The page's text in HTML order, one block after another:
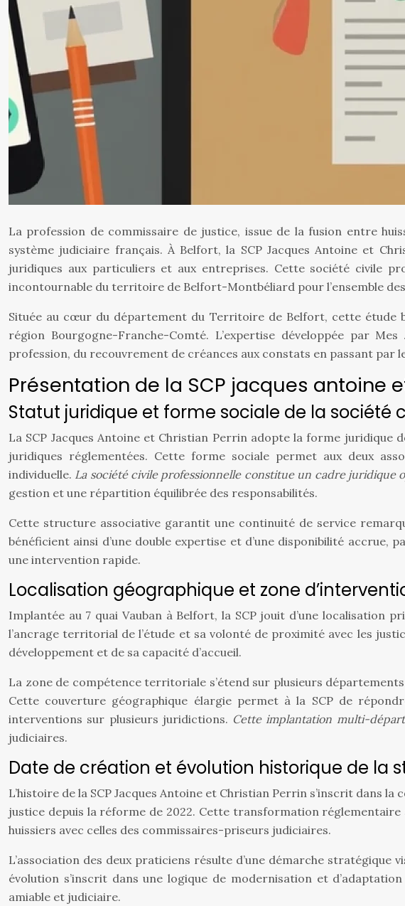
La profession de commissaire de justice, issue de la fusion entre
système judiciaire français. À Belfort, la SCP Jacques Antoine et
juridiques aux particuliers et aux entreprises. Cette société civile
incontournable du territoire de Belfort-Montbéliard pour l’ensemble
Située au cœur du département du Territoire de Belfort, cette étude
région Bourgogne-Franche-Comté. L’expertise développée par
profession, du recouvrement de créances aux constats en passant par
Présentation de la SCP jacques antoine
Statut juridique et forme sociale de la société
La SCP Jacques Antoine et Christian Perrin adopte la forme
juridiques réglementées. Cette forme sociale permet aux deux
individuelle. La société civile professionnelle constitue un cadre juridique
gestion et une répartition équilibrée des responsabilités.
Cette structure associative garantit une continuité de service
bénéficient ainsi d’une double expertise et d’une disponibilité
une intervention rapide.
Localisation géographique et zone
Implantée au 7 quai Vauban à Belfort, la SCP jouit d’une localisation
l’ancrage territorial de l’étude et sa volonté de proximité avec les
développement et de sa capacité d’accueil.
La zone de compétence territoriale s’étend sur plusieurs
Cette couverture géographique élargie permet à la SCP de
interventions sur plusieurs juridictions. Cette implantation multi-
judiciaires.
Date de création et évolution historique de la
L’histoire de la SCP Jacques Antoine et Christian Perrin s’inscrit dans
justice depuis la réforme de 2022. Cette transformation
huissiers avec celles des commissaires-priseurs judiciaires.
L’association des deux praticiens résulte d’une démarche
évolution s’inscrit dans une logique de modernisation et
amiable et judiciaire.